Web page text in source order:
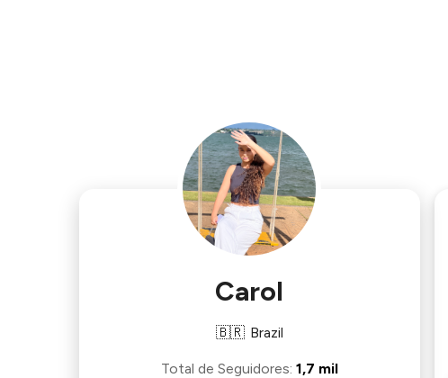
Carol
🇧🇷 Brazil
Total de Seguidores: 1,7 mil